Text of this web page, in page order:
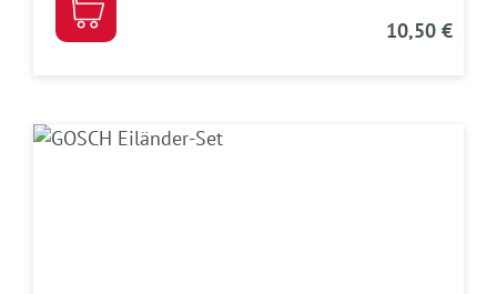
10,50 €